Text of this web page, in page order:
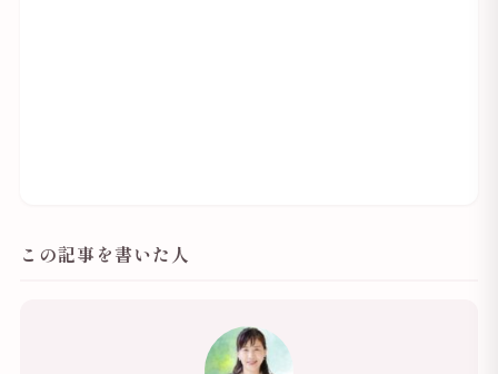
この記事を書いた人